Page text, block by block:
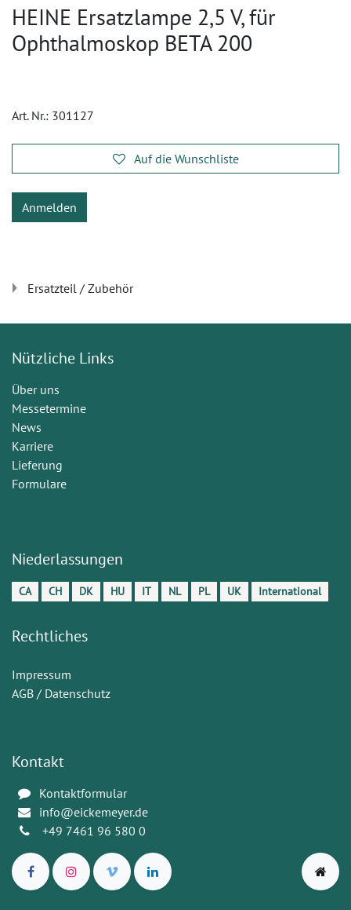
HEINE Ersatzlampe 2,5 V, für
Ophthalmoskop BETA 200
Art. Nr.: 301127
Auf die Wunschliste
Anmelden
Ersatzteil / Zubehör
Nützliche Links
Über uns
Messetermine
News
Karriere
Lieferung
Formulare
Niederlassungen
CA CH DK HU IT NL PL UK International
Rechtliches
Impressum
AGB / Datenschutz
Kontakt
Kontaktformular
info@eickemeyer.de
+49 7461 96 580 0